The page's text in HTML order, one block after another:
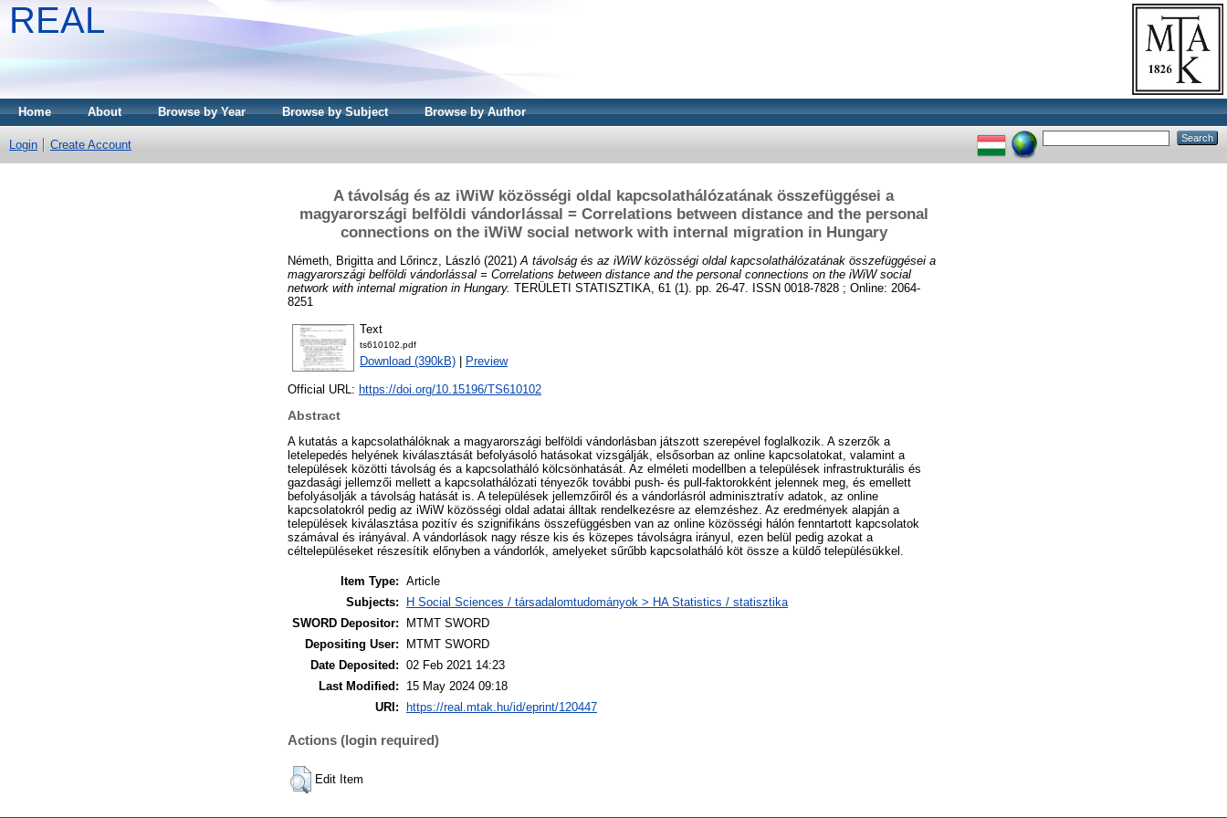
REAL
Home About Browse by Year Browse by Subject Browse by Author
Login Create Account
A távolság és az iWiW közösségi oldal kapcsolathálózatának összefüggései a
magyarországi belföldi vándorlással = Correlations between distance and the personal
connections on the iWiW social network with internal migration in Hungary
Németh, Brigitta and Lőrincz, László (2021) A távolság és az iWiW közösségi oldal kapcsolathálózatának összefüggései a
magyarországi belföldi vándorlással = Correlations between distance and the personal connections on the iWiW social
network with internal migration in Hungary. TERÜLETI STATISZTIKA, 61 (1). pp. 26-47. ISSN 0018-7828 ; Online: 2064-
8251
Text
ts610102.pdf
Download (390kB) Preview
Official URL: https://doi.org/10.15196/TS610102
Abstract
A kutatás a kapcsolathálóknak a magyarországi belföldi vándorlásban játszott szerepével foglalkozik. A szerzők a
letelepedés helyének kiválasztását befolyásoló hatásokat vizsgálják, elsősorban az online kapcsolatokat, valamint a
települések közötti távolság és a kapcsolatháló kölcsönhatását. Az elméleti modellben a települések infrastrukturális és
gazdasági jellemzői mellett a kapcsolathálózati tényezők további push- és pull-faktorokként jelennek meg, és emellett
befolyásolják a távolság hatását is. A települések jellemzőiről és a vándorlásról adminisztratív adatok, az online
kapcsolatokról pedig az iWiW közösségi oldal adatai álltak rendelkezésre az elemzéshez. Az eredmények alapján a
települések kiválasztása pozitív és szignifikáns összefüggésben van az online közösségi hálón fenntartott kapcsolatok
számával és irányával. A vándorlások nagy része kis és közepes távolságra irányul, ezen belül pedig azokat a
céltelepüléseket részesítik előnyben a vándorlók, amelyeket sűrűbb kapcsolatháló köt össze a küldő településükkel.
Item Type: Article
Subjects:
H Social Sciences / társadalomtudományok > HA Statistics / statisztika
SWORD Depositor:
MTMT SWORD
Depositing User:
MTMT SWORD
Date Deposited: 02 Feb 2021 14:23
Last Modified:
15 May 2024 09:18
URI:
https://real.mtak.hu/id/eprint/120447
Actions (login required)
Edit Item